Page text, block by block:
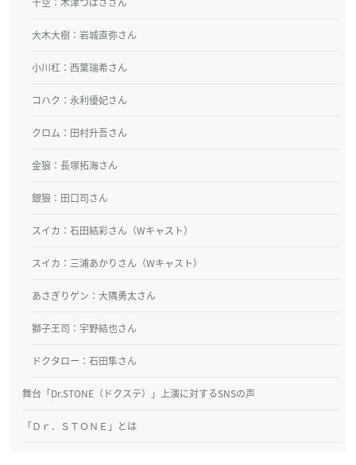
大木大樹：岩城直弥さん
小川杠：西葉瑞希さん
コハク：永利優妃さん
クロム：田村升吾さん
金狼：長塚拓海さん
銀狼：田口司さん
スイカ：石田結彩さん（Wキャスト）
スイカ：三浦あかりさん（Wキャスト）
あさぎりゲン：大隅勇太さん
獅子王司：宇野結也さん
ドクタロー：石田隼さん
舞台「Dr.STONE（ドクステ）」上演に対するSNSの声
「Ｄｒ．ＳＴＯＮＥ」とは